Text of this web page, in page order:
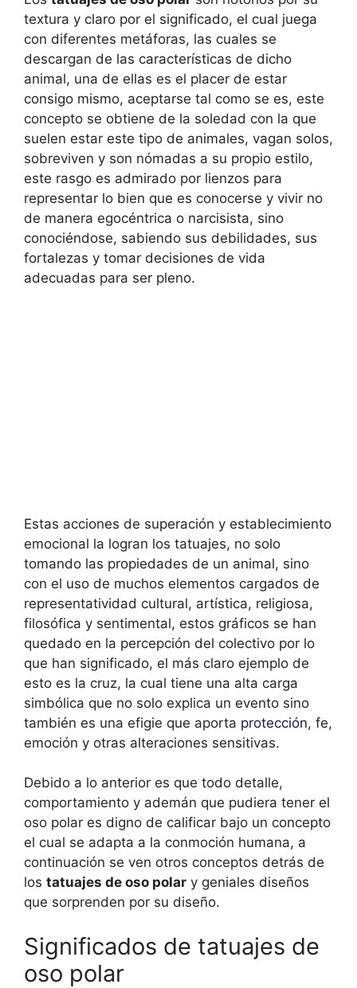
textura y claro por el significado, el cual juega
con diferentes metáforas, las cuales se
descargan de las características de dicho
animal, una de ellas es el placer de estar
consigo mismo, aceptarse tal como se es, este
concepto se obtiene de la soledad con la que
suelen estar este tipo de animales, vagan solos,
sobreviven y son nómadas a su propio estilo,
este rasgo es admirado por lienzos para
representar lo bien que es conocerse y vivir no
de manera egocéntrica o narcisista, sino
conociéndose, sabiendo sus debilidades, sus
fortalezas y tomar decisiones de vida
adecuadas para ser pleno.
Estas acciones de superación y establecimiento
emocional la logran los tatuajes, no solo
tomando las propiedades de un animal, sino
con el uso de muchos elementos cargados de
representatividad cultural, artística, religiosa,
filosófica y sentimental, estos gráficos se han
quedado en la percepción del colectivo por lo
que han significado, el más claro ejemplo de
esto es la cruz, la cual tiene una alta carga
simbólica que no solo explica un evento sino
también es una efigie que aporta protección, fe,
emoción y otras alteraciones sensitivas.
Debido a lo anterior es que todo detalle,
comportamiento y ademán que pudiera tener el
oso polar es digno de calificar bajo un concepto
el cual se adapta a la conmoción humana, a
continuación se ven otros conceptos detrás de
los tatuajes de oso polar y geniales diseños
que sorprenden por su diseño.
Significados de tatuajes de
oso polar